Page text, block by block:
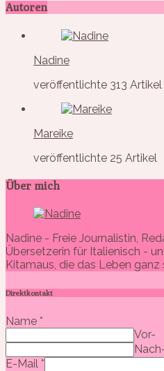
Autoren
Nadine
veröffentlichte 313 Artikel
Mareike
veröffentlichte 25 Artikel
Über mich
Nadine - Freie Journalistin,
Übersetzerin für Italienisch -
Kitamaus, die das Leben
Direktkontakt
Name *
Vor-
E-Mail *